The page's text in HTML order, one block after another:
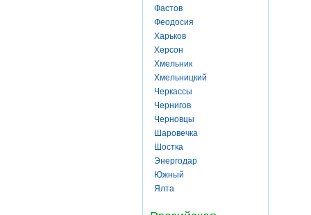
Фастов
Феодосия
Харьков
Херсон
Хмельник
Хмельницкий
Черкассы
Чернигов
Черновцы
Шаровечка
Шостка
Энергодар
Южный
Ялта